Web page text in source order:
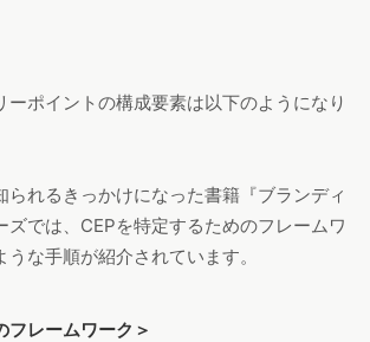
ーポイントの構成要素は以下のようになり
られるきっかけになった書籍『ブランディ
ズでは、CEPを特定するためのフレームワ
な手順が紹介されています。
フレームワーク＞